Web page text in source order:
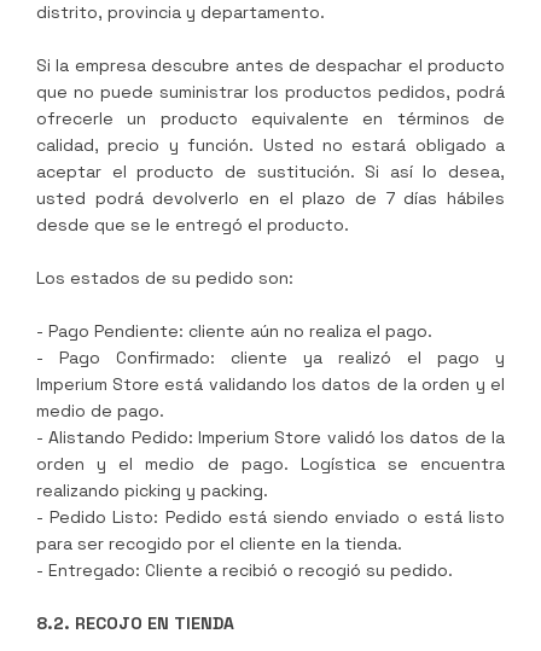
distrito, provincia y departamento.
Si la empresa descubre antes de despachar el producto
que no puede suministrar los productos pedidos, podrá
ofrecerle un producto equivalente en términos de
calidad, precio y función. Usted no estará obligado a
aceptar el producto de sustitución. Si así lo desea,
usted podrá devolverlo en el plazo de 7 días hábiles
desde que se le entregó el producto.
Los estados de su pedido son:
- Pago Pendiente: cliente aún no realiza el pago.
- Pago Confirmado: cliente ya realizó el pago y
Imperium Store está validando los datos de la orden y el
medio de pago.
- Alistando Pedido:Imperium Store validó los datos de la
orden y el medio de pago. Logística se encuentra
realizando picking y packing.
- Pedido Listo: Pedido está siendo enviado o está listo
para ser recogido por el cliente en la tienda.
- Entregado: Cliente a recibió o recogió su pedido.
8.2. RECOJO EN TIENDA